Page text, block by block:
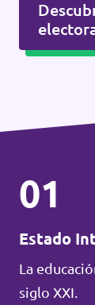
01
Estado
La
siglo XXI.